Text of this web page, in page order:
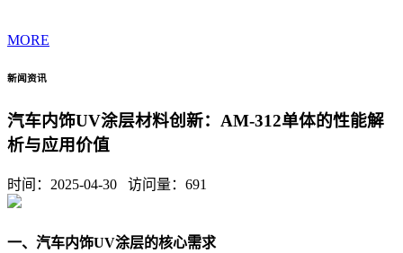
MORE
新闻资讯
汽车内饰UV涂层材料创新：AM-312单体的性能解
析与应用价值
时间：2025-04-30 访问量： 691
一、汽车内饰UV涂层的核心需求